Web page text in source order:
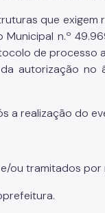
que exigem
n.º
de processo
autorização no
a realização do
ou tramitados por